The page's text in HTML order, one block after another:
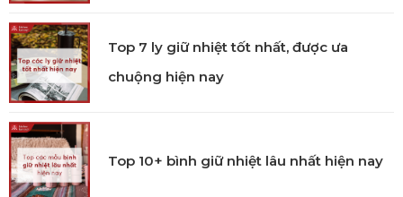
thưởng thức cà phê espresso, cà phê truyền thống,
trà hoặc các loại đồ uống nóng. Thiết kế cân đối giữa
ly và đĩa lót giúp thao tác thuận tiện, đồng thời nâng
tầm trải nghiệm thưởng thức trong những khoảnh
khắc thư giãn hoặc tiếp khách tại gia.
Sử dụng
Phù hợp dùng để thưởng thức cà phê, trà và các loại
Top 7 ly giữ nhiệt tốt nhất, được ưa
chuộng hiện nay
Top 10+ bình giữ nhiệt lâu nhất hiện nay